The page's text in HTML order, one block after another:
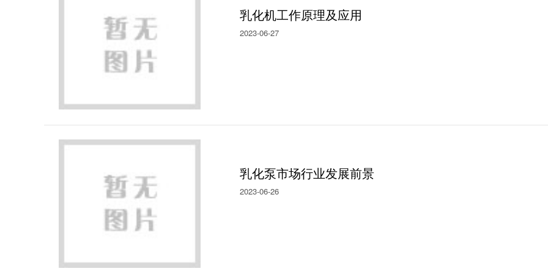
乳化机工作原理及应用
2023-06-27
乳化泵市场行业发展前景
2023-06-26